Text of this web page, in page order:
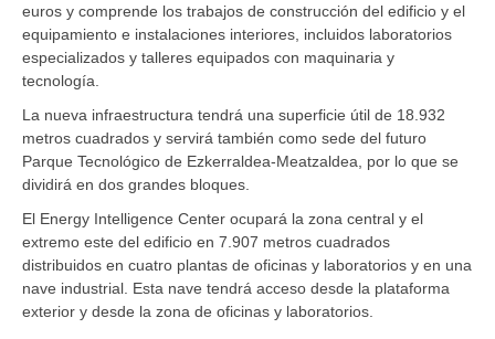
euros y comprende los trabajos de construcción del edificio y el
equipamiento e instalaciones interiores, incluidos laboratorios
especializados y talleres equipados con maquinaria y
tecnología.
La nueva infraestructura tendrá una superficie útil de 18.932
metros cuadrados y servirá también como sede del futuro
Parque Tecnológico de Ezkerraldea-Meatzaldea, por lo que se
dividirá en dos grandes bloques.
El Energy Intelligence Center ocupará la zona central y el
extremo este del edificio en 7.907 metros cuadrados
distribuidos en cuatro plantas de oficinas y laboratorios y en una
nave industrial. Esta nave tendrá acceso desde la plataforma
exterior y desde la zona de oficinas y laboratorios.